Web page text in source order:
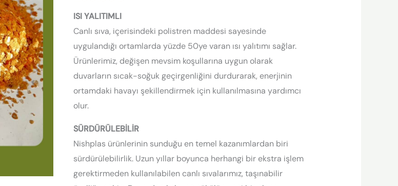
ISI YALITIMLI
Canlı sıva, içerisindeki polistren maddesi sayesinde
uygulandığı ortamlarda yüzde 50ye varan ısı yalıtımı sağlar.
Ürünlerimiz, değişen mevsim koşullarına uygun olarak
duvarların sıcak-soğuk geçirgenliğini durdurarak, enerjinin
ortamdaki havayı şekillendirmek için kullanılmasına yardımcı
olur.
SÜRDÜRÜLEBİLİR
Nishplas ürünlerinin sunduğu en temel kazanımlardan biri
sürdürülebilirlik. Uzun yıllar boyunca herhangi bir ekstra işlem
gerektirmeden kullanılabilen canlı sıvalarımız, taşınabilir
-
MK-
24
adet